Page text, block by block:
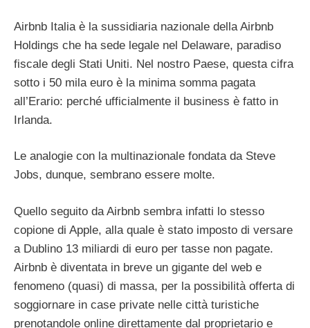
Airbnb Italia è la sussidiaria nazionale della Airbnb
Holdings che ha sede legale nel Delaware, paradiso
fiscale degli Stati Uniti. Nel nostro Paese, questa cifra
sotto i 50 mila euro è la minima somma pagata
all’Erario: perché ufficialmente il business è fatto in
Irlanda.
Le analogie con la multinazionale fondata da Steve
Jobs, dunque, sembrano essere molte.
Quello seguito da Airbnb sembra infatti lo stesso
copione di Apple, alla quale è stato imposto di versare
a Dublino 13 miliardi di euro per tasse non pagate.
Airbnb è diventata in breve un gigante del web e
fenomeno (quasi) di massa, per la possibilità offerta di
soggiornare in case private nelle città turistiche
prenotandole online direttamente dal proprietario e